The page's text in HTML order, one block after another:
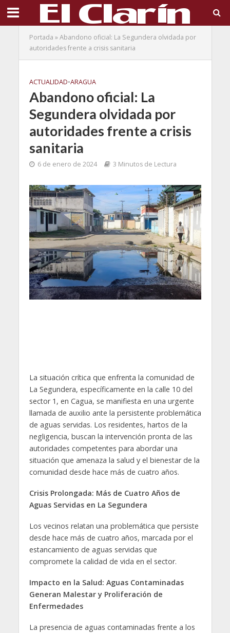
Portada »Abandono oficial: La Segundera olvidada por
autoridades frente a crisis sanitaria
ACTUALIDAD•ARAGUA
Abandono oficial: La
Segundera olvidada por
autoridades frente a crisis
sanitaria
6 de enero de 2024 3 Minutos de Lectura
La situación crítica que enfrenta la comunidad de
La Segundera, específicamente en la calle 10 del
sector 1, en Cagua, se manifiesta en una urgente
llamada de auxilio ante la persistente problemática
de aguas servidas. Los residentes, hartos de la
negligencia, buscan la intervención pronta de las
autoridades competentes para abordar una
situación que amenaza la salud y el bienestar de la
comunidad desde hace más de cuatro años.
Crisis Prolongada: Más de Cuatro Años de
Aguas Servidas en La Segundera
Los vecinos relatan una problemática que persiste
desde hace más de cuatro años, marcada por el
estancamiento de aguas servidas que
compromete la calidad de vida en el sector.
Impacto en la Salud: Aguas Contaminadas
Generan Malestar y Proliferación de
Enfermedades
La presencia de aguas contaminadas frente a los